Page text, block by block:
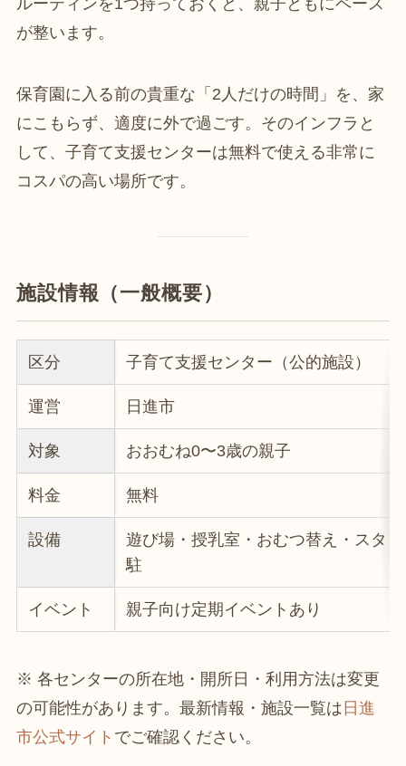
ルーティンを1つ持っておくと、親子ともにペース
が整います。
保育園に入る前の貴重な「2人だけの時間」を、家
にこもらず、適度に外で過ごす。そのインフラと
して、子育て支援センターは無料で使える非常に
コスパの高い場所です。
施設情報（一般概要）
区分 子育て支援センター（公的施設）
運営 日進市
対象 おおむね0〜3歳の親子
料金 無料
設備
遊び場・授乳室・おむつ替え・スタ
駐
イベント 親子向け定期イベントあり
※ 各センターの所在地・開所日・利用方法は変更
の可能性があります。最新情報・施設一覧は 日進
市公式サイト でご確認ください。